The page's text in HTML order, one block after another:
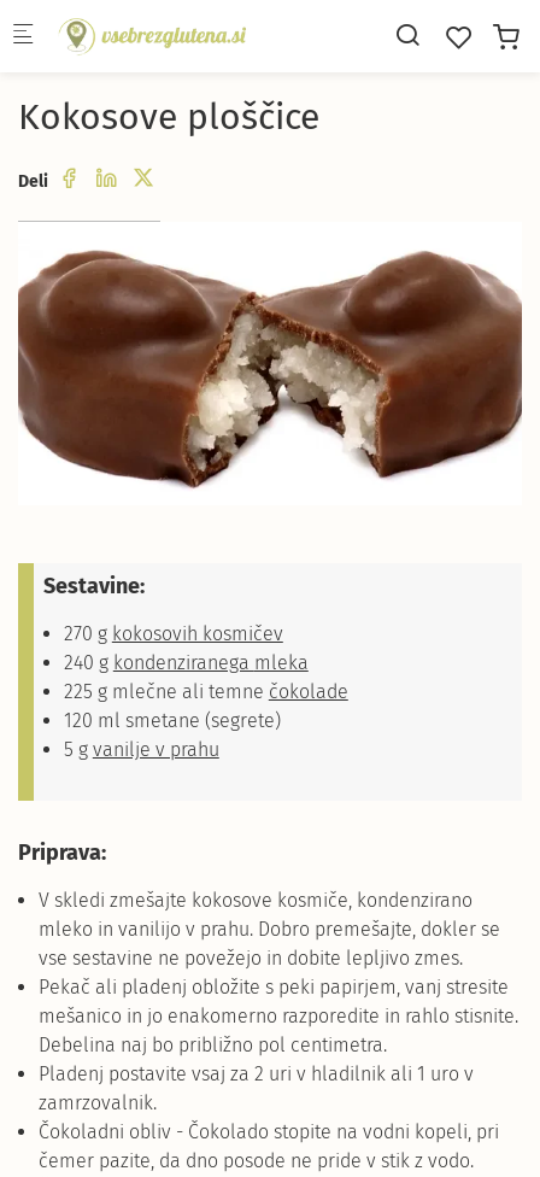
Skip to main content
Kokosove ploščice
Deli
Sestavine:
270 g kokosovih kosmičev
240 g kondenziranega mleka
225 g mlečne ali temne čokolade
120 ml smetane (segrete)
5 g vanilje v prahu
Priprava:
V skledi zmešajte kokosove kosmiče, kondenzirano
mleko in vanilijo v prahu. Dobro premešajte, dokler se
vse sestavine ne povežejo in dobite lepljivo zmes.
Pekač ali pladenj obložite s peki papirjem, vanj stresite
mešanico in jo enakomerno razporedite in rahlo stisnite.
Debelina naj bo približno pol centimetra.
Pladenj postavite vsaj za 2 uri v hladilnik ali 1 uro v
zamrzovalnik.
Čokoladni obliv - Čokolado stopite na vodni kopeli, pri
čemer pazite, da dno posode ne pride v stik z vodo.